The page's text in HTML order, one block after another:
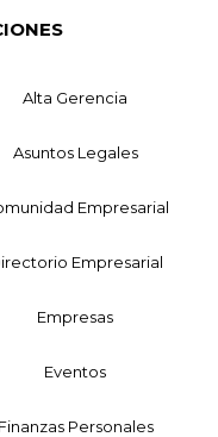
Alta Gerencia
Asuntos Legales
Empresarial
Empresarial
Empresas
Eventos
Finanzas Personales